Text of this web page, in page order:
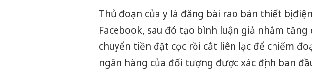
Thủ đoạn của y là đăng bài rao bán thiết bị
Facebook, sau đó tạo bình luận giả nhằm tăng
chuyển tiền đặt cọc rồi cắt liên lạc để chiếm
ngân hàng của đối tượng được xác định ban